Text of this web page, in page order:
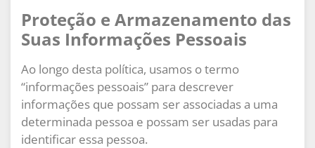
Proteção e Armazenamento das
Suas Informações Pessoais
Ao longo desta política, usamos o termo
“informações pessoais” para descrever
informações que possam ser associadas a uma
determinada pessoa e possam ser usadas para
identificar essa pessoa.